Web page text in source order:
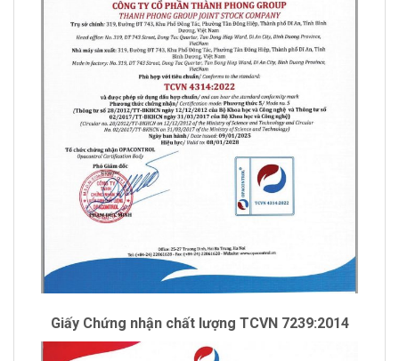
Giấy Chứng nhận chất lượng TCVN 7239:2014